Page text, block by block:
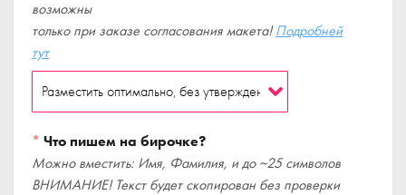
возможны
только при заказе согласования макета!Подробней
тут
* Что пишем на бирочке?
Можно вместить: Имя, Фамилия, и до ~25 символов
ВНИМАНИЕ! Текст будет скопирован без проверки